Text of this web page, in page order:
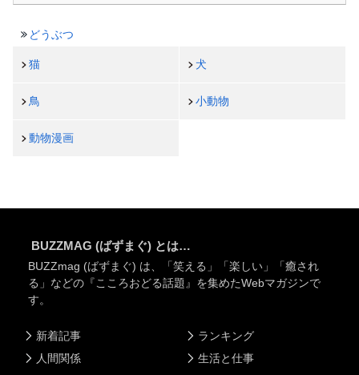
どうぶつ
猫 犬
鳥 小動物
動物漫画
BUZZMAG (ばずまぐ) とは…
BUZZmag (ばずまぐ) は、「笑える」「楽しい」「癒され
る」などの『こころおどる話題』を集めたWebマガジンで
す。
新着記事
人間関係
ランキング
生活と仕事